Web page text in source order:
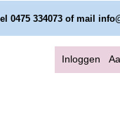
0475 334073 of mail
Inloggen